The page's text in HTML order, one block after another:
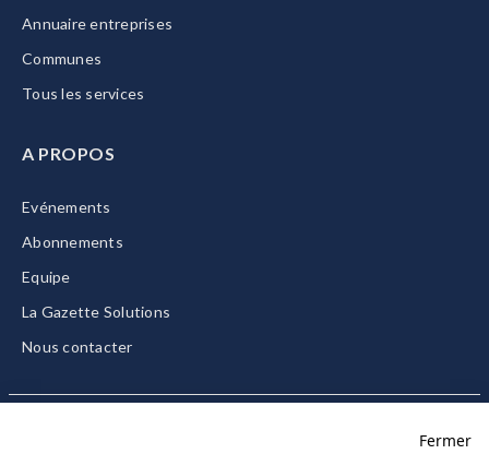
Annuaire entreprises
Communes
Tous les services
A PROPOS
Evénements
Abonnements
Equipe
La Gazette Solutions
Nous contacter
Fermer